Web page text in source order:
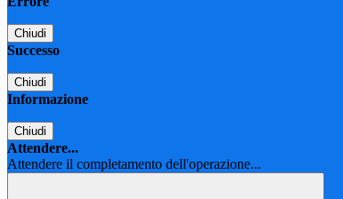
Chiudi
Successo
Chiudi
Informazione
Chiudi
Attendere...
Attendere il completamento dell'operazione...